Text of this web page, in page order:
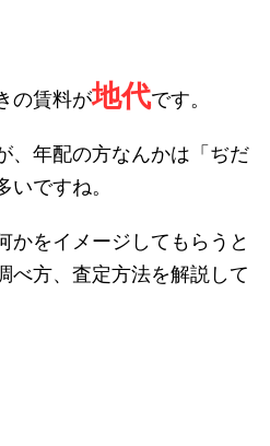
の賃料が地代です。
、年配の方なんかは「ぢだ
ですね。
かをイメージしてもらうと
べ方、査定方法を解説して